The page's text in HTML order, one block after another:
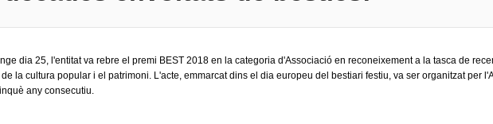
dia 25, l'entitat va rebre el premi BEST 2018 en la categoria d'Associació en reconeixement a la tasca de
la cultura popular i el patrimoni. L'acte, emmarcat dins el dia europeu del bestiari festiu, va ser organitzat per
any consecutiu.